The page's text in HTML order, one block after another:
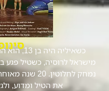
כשאיליה
מישראל לרוסיה, כשטיל פגע
נמחק לחלוטין.
את הטיל ומדוע,